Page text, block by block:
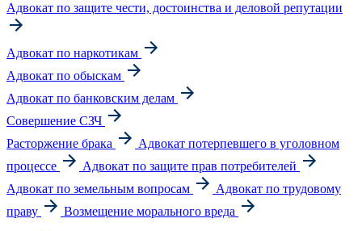
Адвокат по защите чести, достоинства и деловой репутации
Адвокат по наркотикам
Адвокат по обыскам
Адвокат по банковским делам
Совершение СЗЧ
Расторжение брака
Адвокат потерпевшего в уголовном
процессе
Адвокат по защите прав потребителей
Адвокат по земельным вопросам
Адвокат по трудовому
праву
Возмещение морального вреда